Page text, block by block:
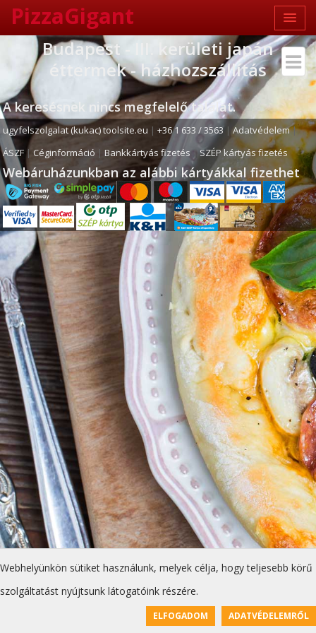
Webhelyünkön sütiket használunk, melyek célja, hogy teljesebb körű
szolgáltatást nyújtsunk látogatóink részére.
ELFOGADOM ADATVÉDELEMRŐL
PizzaGigant
Budapest - III. kerületi japán
éttermek - házhozszállítás
A keresésnek nincs megfelelő találat.
ugyfelszolgalat (kukac) toolsite.eu |+36 1 633 / 3563|Adatvédelem|
ÁSZF |Céginformáció |Bankkártyás fizetés|SZÉP kártyás fizetés
Webáruházunkban az alábbi kártyákkal fizethet